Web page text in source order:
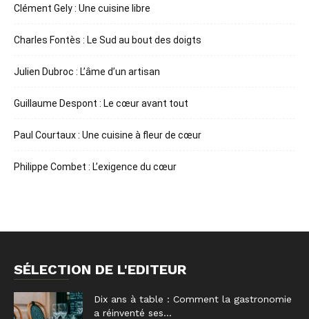
Clément Gely : Une cuisine libre
Charles Fontès : Le Sud au bout des doigts
Julien Dubroc : L’âme d’un artisan
Guillaume Despont : Le cœur avant tout
Paul Courtaux : Une cuisine à fleur de cœur
Philippe Combet : L’exigence du cœur
SÉLECTION DE L'EDITEUR
Dix ans à table : Comment la gastronomie
a réinventé ses...